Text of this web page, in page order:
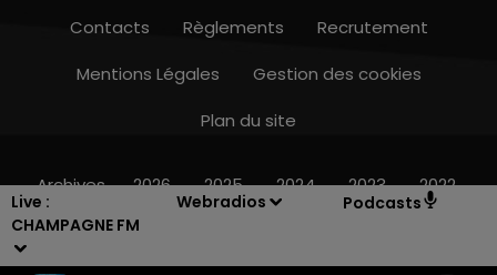
Live :
CHAMPAGNE FM
Webradios Podcasts
15h00 - 19h00
Contacts Règlements
Recrutement
Mentions Légales
Gestion des cookies
Plan du site
Archives 2026 2025 2024 2023 2022